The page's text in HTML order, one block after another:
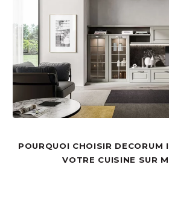
POURQUOI CHOISIR DECORUM
VOTRE CUISINE SUR